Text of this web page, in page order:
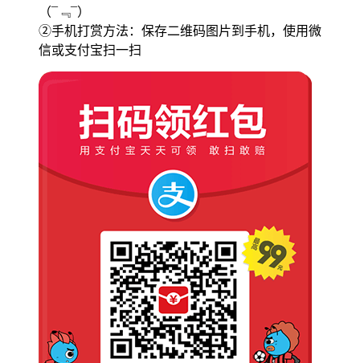
（¯﹃¯）
②手机打赏方法：保存二维码图片到手机，使用微
信或支付宝扫一扫